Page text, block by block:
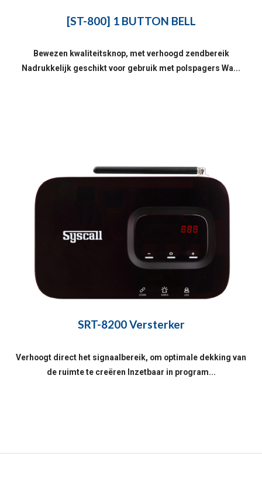
[ST-800] 1 BUTTON BELL
Bewezen kwaliteitsknop, met verhoogd zendbereik
Nadrukkelijk geschikt voor gebruik met polspagers Wa...
SRT-8200 Versterker
Verhoogt direct het signaalbereik, om optimale dekking van
de ruimte te creëren Inzetbaar in program...